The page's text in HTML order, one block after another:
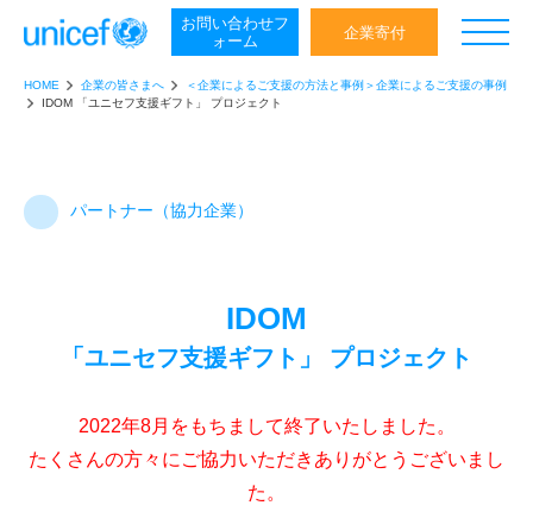
日本ユニセフ協会
お問い合わせフ
ォーム
企業寄付
HOME 企業の皆さまへ
＜企業によるご支援の方法と事例＞企業によるご支援の事例
IDOM 「ユニセフ支援ギフト」 プロジェクト
パートナー（協力企業）
IDOM
「ユニセフ支援ギフト」 プロジェクト
2022年8月をもちまして終了いたしました。
たくさんの方々にご協力いただきありがとうございまし
た。